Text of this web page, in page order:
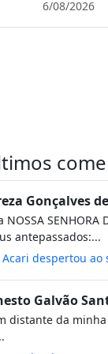
6/08/2026
Gonçalves
NOSSA SENHORA
antepassados:...
Acari despertou ao
Galvão
distante da